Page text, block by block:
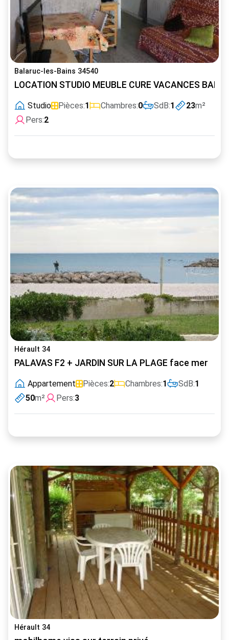
Balaruc-les-Bains 34540
LOCATION STUDIO MEUBLE CURE VACANCES
Studio Pièces:1 Chambres:0 SdB:1 23m²
Pers:2
Hérault 34
PALAVAS F2 + JARDIN SUR LA PLAGE face mer
Appartement Pièces:2 Chambres:1 SdB:1
50m² Pers:3
Hérault 34